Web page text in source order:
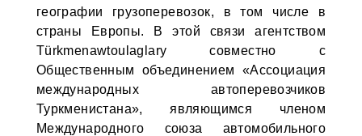
географии грузоперевозок, в том числе в
страны Европы. В этой связи агентством
Türkmenawtoulaglary совместно с
Общественным объединением «Ассоциация
международных автоперевозчиков
Туркменистана», являющимся членом
Международного союза автомобильного